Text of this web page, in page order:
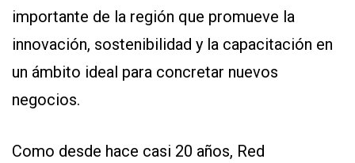
AYUDA
POLÍTICAS
importante de la región que promueve la
innovación, sostenibilidad y la capacitación en
un ámbito ideal para concretar nuevos
negocios.
Como desde hace casi 20 años, Red